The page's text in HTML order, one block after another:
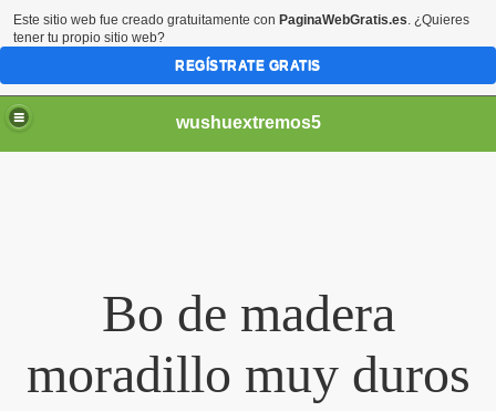
wushuextremos5
Bo de madera
moradillo muy duros
Este sitio web fue creado gratuitamente con PaginaWebGratis.es. ¿Quieres
tener tu propio sitio web?
REGÍSTRATE GRATIS